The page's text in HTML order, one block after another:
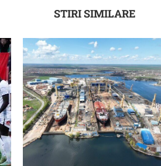
STIRI SIMILARE